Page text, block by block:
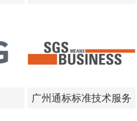
友晟光电
广州通标标准技术服务